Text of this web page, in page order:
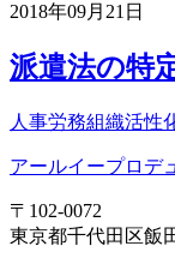
2018年09月21日
派遣法の特
人事労務組織活性
アールイープロデ
〒102-0072
東京都千代田区飯